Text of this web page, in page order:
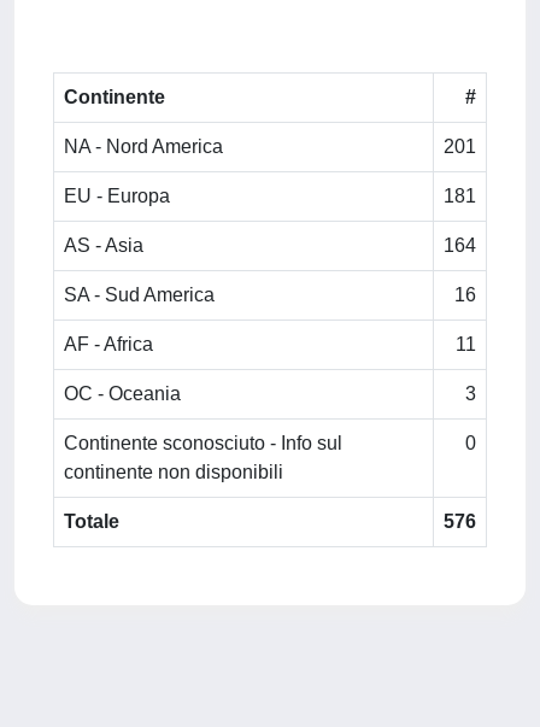
Continente #
NA - Nord America 201
EU - Europa 181
AS - Asia 164
SA - Sud America 16
AF - Africa 11
OC - Oceania 3
Continente sconosciuto - Info sul
continente non disponibili
0
Totale 576